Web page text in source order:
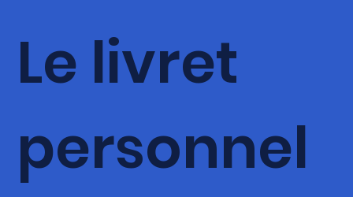
Le livret
personnel